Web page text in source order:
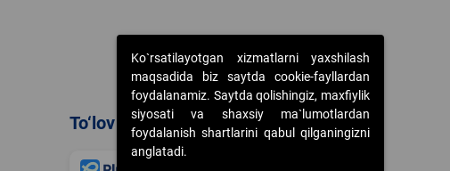
To‘lov usullari
Ko`rsatilayotgan xizmatlarni yaxshilash
maqsadida biz saytda cookie-fayllardan
foydalanamiz. Saytda qolishingiz, maxfiylik
siyosati va shaxsiy ma`lumotlardan
foydalanish shartlarini qabul qilganingizni
anglatadi.